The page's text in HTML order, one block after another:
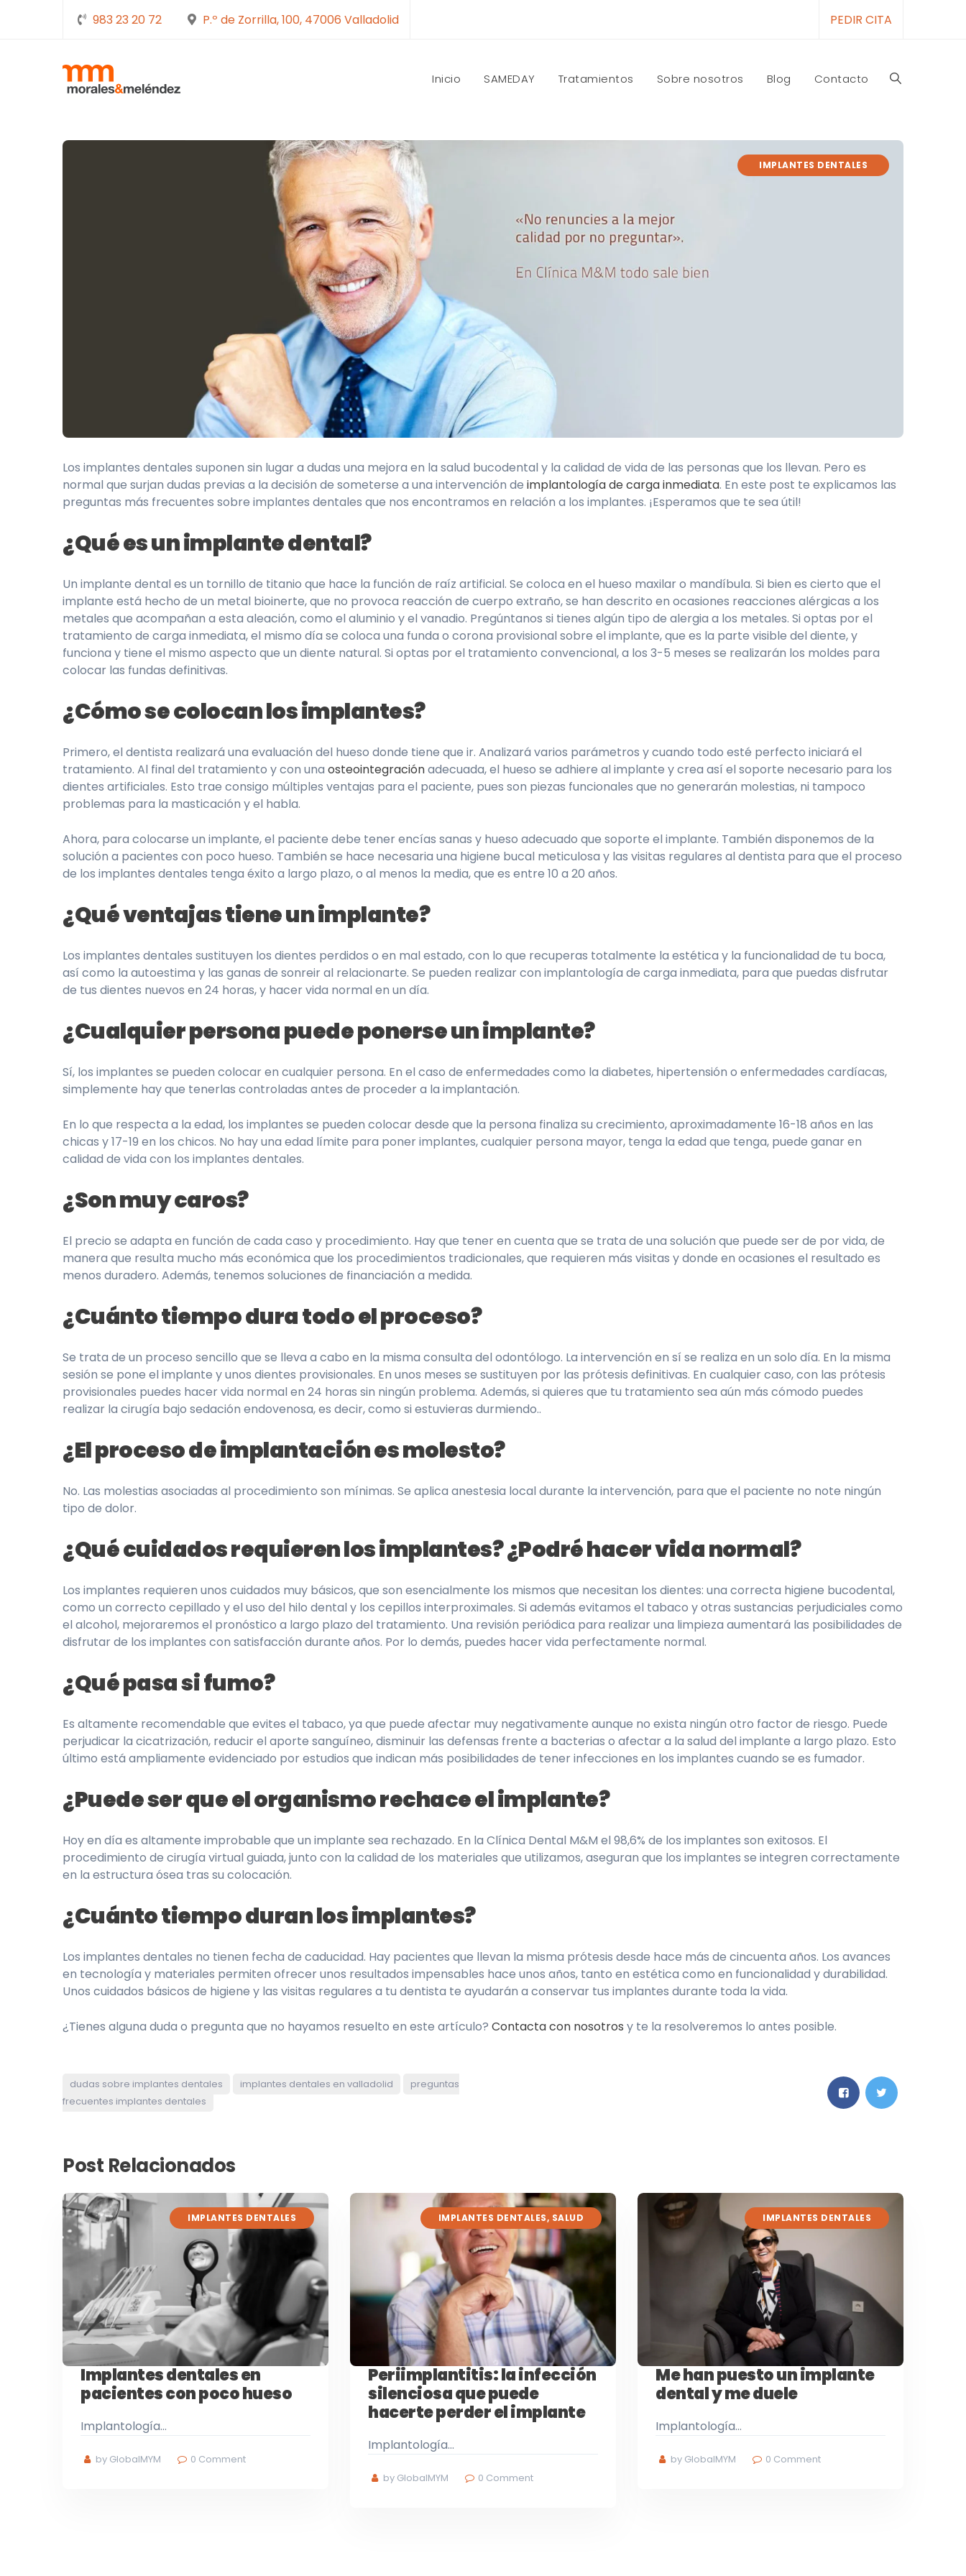
983 23 20 72 P.º de Zorrilla, 100, 47006 Valladolid PEDIR CITA
Inicio SAMEDAY Tratamientos Sobre nosotros Blog Contacto
IMPLANTES DENTALES
Los implantes dentales suponen sin lugar a dudas una mejora en la salud bucodental y la calidad de vida de las personas que los llevan. Pero es
normal que surjan dudas previas a la decisión de someterse a una intervención de implantología de carga inmediata. En este post te explicamos las
preguntas más frecuentes sobre implantes dentales que nos encontramos en relación a los implantes. ¡Esperamos que te sea útil!
¿Qué es un implante dental?
Un implante dental es un tornillo de titanio que hace la función de raíz artificial. Se coloca en el hueso maxilar o mandíbula. Si bien es cierto que el
implante está hecho de un metal bioinerte, que no provoca reacción de cuerpo extraño, se han descrito en ocasiones reacciones alérgicas a los
metales que acompañan a esta aleación, como el aluminio y el vanadio. Pregúntanos si tienes algún tipo de alergia a los metales. Si optas por el
tratamiento de carga inmediata, el mismo día se coloca una funda o corona provisional sobre el implante, que es la parte visible del diente, y
funciona y tiene el mismo aspecto que un diente natural. Si optas por el tratamiento convencional, a los 3-5 meses se realizarán los moldes para
colocar las fundas definitivas.
¿Cómo se colocan los implantes?
Primero, el dentista realizará una evaluación del hueso donde tiene que ir. Analizará varios parámetros y cuando todo esté perfecto iniciará el
tratamiento. Al final del tratamiento y con una osteointegraciónadecuada, el hueso se adhiere al implante y crea así el soporte necesario para los
dientes artificiales. Esto trae consigo múltiples ventajas para el paciente, pues son piezas funcionales que no generarán molestias, ni tampoco
problemas para la masticación y el habla.
Ahora, para colocarse un implante, el paciente debe tener encías sanas y hueso adecuado que soporte el implante. También disponemos de la
solución a pacientes con poco hueso. También se hace necesaria una higiene bucal meticulosa y las visitas regulares al dentista para que el proceso
de los implantes dentales tenga éxito a largo plazo, o al menos la media, que es entre 10 a 20 años.
¿Qué ventajas tiene un implante?
Los implantes dentales sustituyen los dientes perdidos o en mal estado, con lo que recuperas totalmente la estética y la funcionalidad de tu boca,
así como la autoestima y las ganas de sonreir al relacionarte. Se pueden realizar con implantología de carga inmediata, para que puedas disfrutar
de tus dientes nuevos en 24 horas, y hacer vida normal en un día.
¿Cualquier persona puede ponerse un implante?
Sí, los implantes se pueden colocar en cualquier persona. En el caso de enfermedades como la diabetes, hipertensión o enfermedades cardíacas,
simplemente hay que tenerlas controladas antes de proceder a la implantación.
En lo que respecta a la edad, los implantes se pueden colocar desde que la persona finaliza su crecimiento, aproximadamente 16-18 años en las
chicas y 17-19 en los chicos. No hay una edad límite para poner implantes, cualquier persona mayor, tenga la edad que tenga, puede ganar en
calidad de vida con los implantes dentales.
¿Son muy caros?
El precio se adapta en función de cada caso y procedimiento. Hay que tener en cuenta que se trata de una solución que puede ser de por vida, de
manera que resulta mucho más económica que los procedimientos tradicionales, que requieren más visitas y donde en ocasiones el resultado es
menos duradero. Además, tenemos soluciones de financiación a medida.
¿Cuánto tiempo dura todo el proceso?
Se trata de un proceso sencillo que se lleva a cabo en la misma consulta del odontólogo. La intervención en sí se realiza en un solo día. En la misma
sesión se pone el implante y unos dientes provisionales. En unos meses se sustituyen por las prótesis definitivas. En cualquier caso, con las prótesis
provisionales puedes hacer vida normal en 24 horas sin ningún problema. Además, si quieres que tu tratamiento sea aún más cómodo puedes
realizar la cirugía bajo sedación endovenosa, es decir, como si estuvieras durmiendo..
¿El proceso de implantación es molesto?
No. Las molestias asociadas al procedimiento son mínimas. Se aplica anestesia local durante la intervención, para que el paciente no note ningún
tipo de dolor.
¿Qué cuidados requieren los implantes? ¿Podré hacer vida normal?
Los implantes requieren unos cuidados muy básicos, que son esencialmente los mismos que necesitan los dientes: una correcta higiene bucodental,
como un correcto cepillado y el uso del hilo dental y los cepillos interproximales. Si además evitamos el tabaco y otras sustancias perjudiciales como
el alcohol, mejoraremos el pronóstico a largo plazo del tratamiento. Una revisión periódica para realizar una limpieza aumentará las posibilidades de
disfrutar de los implantes con satisfacción durante años. Por lo demás, puedes hacer vida perfectamente normal.
¿Qué pasa si fumo?
Es altamente recomendable que evites el tabaco, ya que puede afectar muy negativamente aunque no exista ningún otro factor de riesgo. Puede
perjudicar la cicatrización, reducir el aporte sanguíneo, disminuir las defensas frente a bacterias o afectar a la salud del implante a largo plazo. Esto
último está ampliamente evidenciado por estudios que indican más posibilidades de tener infecciones en los implantes cuando se es fumador.
¿Puede ser que el organismo rechace el implante?
Hoy en día es altamente improbable que un implante sea rechazado. En la Clínica Dental M&M el 98,6% de los implantes son exitosos. El
procedimiento de cirugía virtual guiada, junto con la calidad de los materiales que utilizamos, aseguran que los implantes se integren correctamente
en la estructura ósea tras su colocación.
¿Cuánto tiempo duran los implantes?
Los implantes dentales no tienen fecha de caducidad. Hay pacientes que llevan la misma prótesis desde hace más de cincuenta años. Los avances
en tecnología y materiales permiten ofrecer unos resultados impensables hace unos años, tanto en estética como en funcionalidad y durabilidad.
Unos cuidados básicos de higiene y las visitas regulares a tu dentista te ayudarán a conservar tus implantes durante toda la vida.
¿Tienes alguna duda o pregunta que no hayamos resuelto en este artículo? Contacta con nosotros y te la resolveremos lo antes posible.
dudas sobre implantes dentales implantes dentales en valladolid
preguntas
frecuentes implantes dentales
Post Relacionados
IMPLANTES DENTALES
Implantes dentales en
pacientes con poco hueso
Implantología…
by GlobalMYM 0 Comment
IMPLANTES DENTALES, SALUD
Periimplantitis: la infección
silenciosa que puede
hacerte perder el implante
Implantología…
by GlobalMYM 0 Comment
IMPLANTES DENTALES
Me han puesto un implante
dental y me duele
Implantología…
by GlobalMYM 0 Comment